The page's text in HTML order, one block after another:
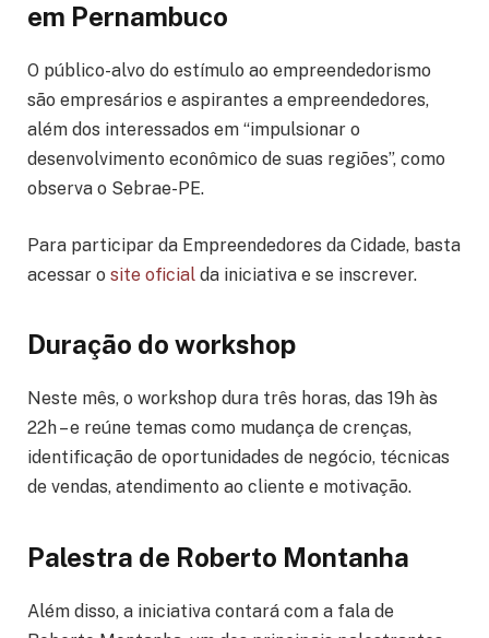
em Pernambuco
O público-alvo do estímulo ao empreendedorismo
são empresários e aspirantes a empreendedores,
além dos interessados em “impulsionar o
desenvolvimento econômico de suas regiões”, como
observa o Sebrae-PE.
Para participar da Empreendedores da Cidade, basta
acessar o site oficial da iniciativa e se inscrever.
Duração do workshop
Neste mês, o workshop dura três horas, das 19h às
22h – e reúne temas como mudança de crenças,
identificação de oportunidades de negócio, técnicas
de vendas, atendimento ao cliente e motivação.
Palestra de Roberto Montanha
Além disso, a iniciativa contará com a fala de